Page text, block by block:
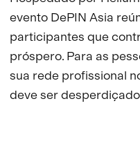
evento DePIN Asia
participantes que
próspero. Para as
sua rede profissional
deve ser